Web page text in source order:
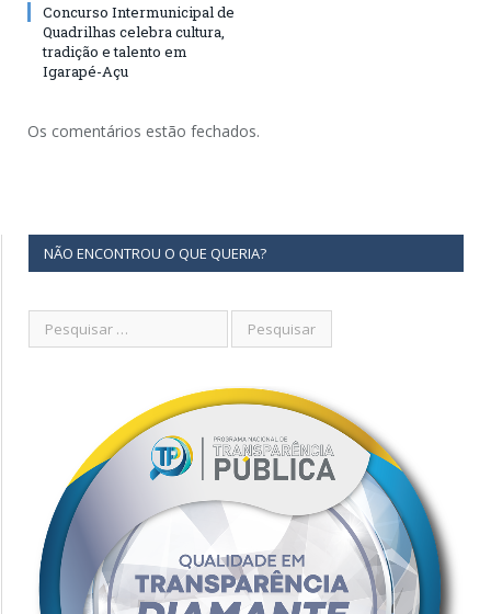
Concurso Intermunicipal de
Quadrilhas celebra cultura,
tradição e talento em
Igarapé-Açu
Os comentários estão fechados.
NÃO ENCONTROU O QUE QUERIA?